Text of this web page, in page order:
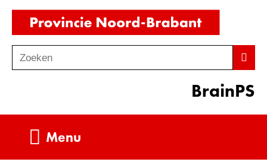
Ga
de
inhoud
o
Zoeken
BrainPS
Menu